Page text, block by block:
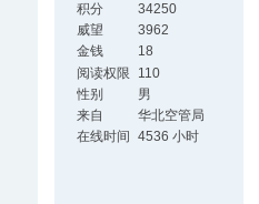
积分
34250
威望
3962
金钱
18
阅读权限
110
性别
男
来自
华北空管局
在线时间
4536 小时